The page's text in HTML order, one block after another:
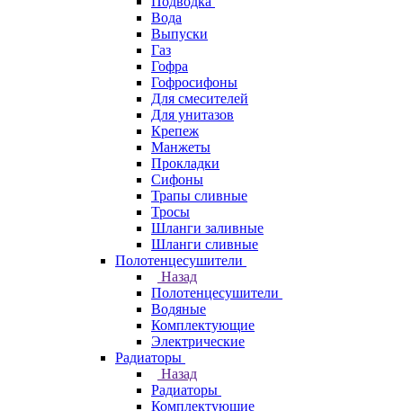
Вода
Выпуски
Газ
Гофра
Гофросифоны
Для смесителей
Для унитазов
Крепеж
Манжеты
Прокладки
Сифоны
Трапы сливные
Тросы
Шланги заливные
Шланги сливные
Полотенцесушители
Назад
Полотенцесушители
Водяные
Комплектующие
Электрические
Радиаторы
Назад
Радиаторы
Комплектующие